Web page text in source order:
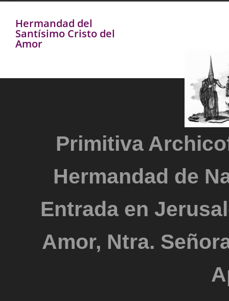
Hermandad del
Santísimo Cristo del
Amor
Primitiva
Hermandad de
Entrada en
Amor, Ntra.